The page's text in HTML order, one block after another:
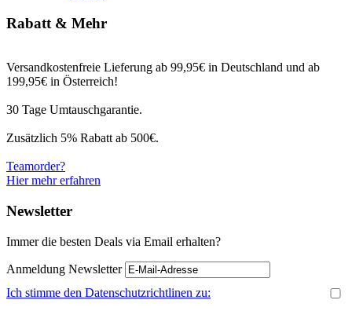
Rabatt & Mehr
Versandkostenfreie Lieferung ab 99,95€ in Deutschland und ab
199,95€ in Österreich!
30 Tage Umtauschgarantie.
Zusätzlich 5% Rabatt ab 500€.
Teamorder?
Hier mehr erfahren
Newsletter
Immer die besten Deals via Email erhalten?
Anmeldung Newsletter
Ich stimme den Datenschutzrichtlinen zu: